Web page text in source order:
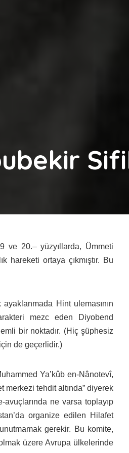
ve 20.– yüzyıllarda, Ümmeti
hareketi ortaya çıkmıştır. Bu
Hint ulemasının
mezc eden Diyobend
bir noktadır. (Hiç şüphesiz
de geçerlidir.)
Ya’kûb en-Nânotevî,
merkezi tehdit altında” diyerek
ne varsa toplayıp
organize edilen Hilafet
gerekir. Bu komite,
üzere Avrupa ülkelerinde